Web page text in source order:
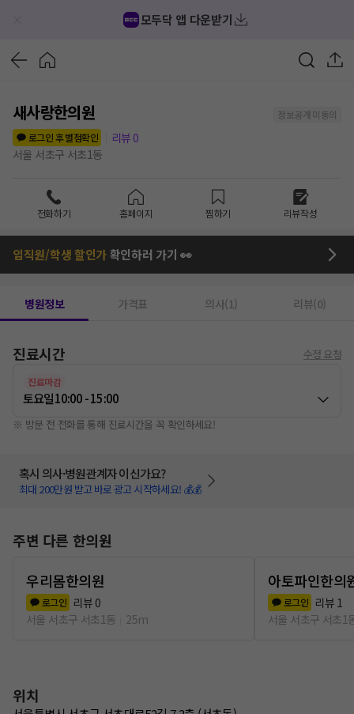
모두닥 앱 다운받기
새사랑한의원
정보공개 미동의
로그인 후 별점확인
리뷰 0
서울 서초구 서초1동
전화하기 홈페이지 찜하기 리뷰작성
임직원/학생 할인가확인하러 가기 👀
병원정보 가격표 의사(1) 리뷰(0)
진료시간 수정 요청
진료마감
토요일10:00 - 15:00
※ 방문 전 전화를 통해 진료시간을 꼭 확인하세요!
혹시 의사·병원관계자 이신가요?
최대 200만원 받고 바로 광고 시작하세요! 💰💰
주변 다른 한의원
우리몸한의원
로그인 리뷰 0
서울 서초구 서초1동
25m
아토파인한의
로그인 리뷰 1
서울 서초구 서초1
위치